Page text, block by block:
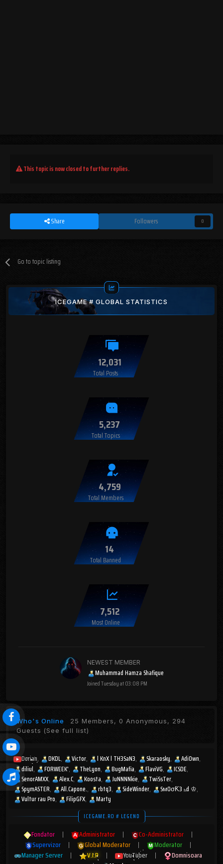
This topic is now closed to further replies.
Share Followers 0
Go to topic listing
ICEGAME # GLOBAL STATISTICS
12,031
Total Posts
5,237
Total Topics
4,759
Total Members
14
Total Banned
7,512
Most Online
NEWEST MEMBER
Muhammad Hamza Shafique
JoinedTuesday at 03:08 PM
Who's Online 25 Members, 0 Anonymous, 294
Guests (See full list)
Dorian DKDL Victor l KnX l TH3SaN3 Skaraosky
AdiOwn
diliul
FORWEEK' TheLyon BugMafia FlaviVG
ICSDE
SenorAMXX
Alex.C Koosta JuNNNNkie
TwiSsTer
SpymASTER
All.Capone. rbtq3 SideWinder
SмOσƘ3 ₕd ♔
Vultur rau Pro
FilipGFX Marty
ICEGAME.RO # LEGEND
Fondator | Administrator | Co-Administrator
|
Supervizor
| Global Moderator | Moderator
|
Manager Server
| V.I.P | YouTuber |
Domnisoara